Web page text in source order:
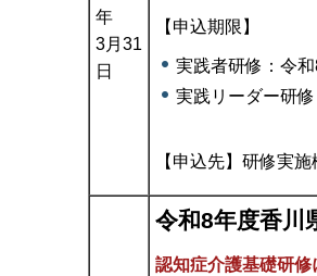
年
3月31
日
【申込期限】
実践者研修：令
実践リーダー研
【申込先】研修実
令和8年度香川
認知症介護基礎研